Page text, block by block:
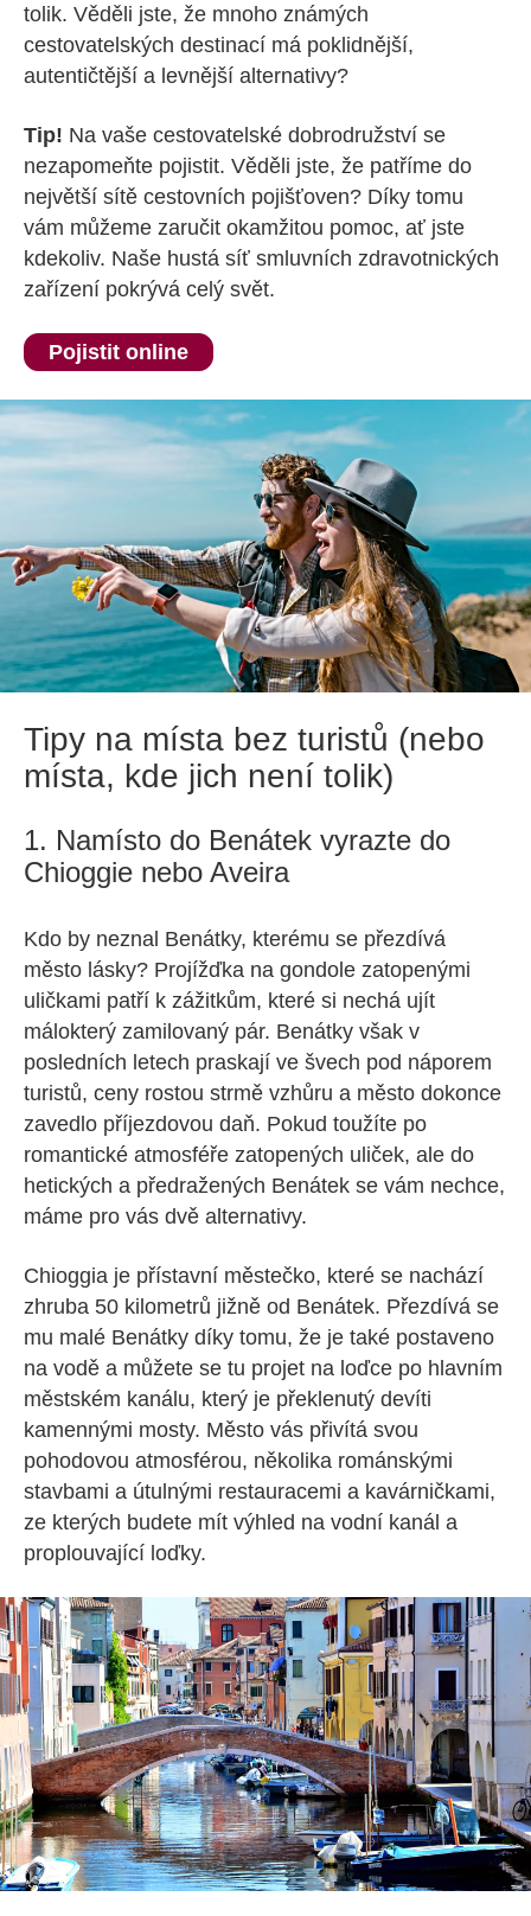
tolik. Věděli jste, že mnoho známých
cestovatelských destinací má poklidnější,
autentičtější a levnější alternativy?
Tip! Na vaše cestovatelské dobrodružství se
nezapomeňte pojistit. Věděli jste, že patříme do
největší sítě cestovních pojišťoven? Díky tomu
vám můžeme zaručit okamžitou pomoc, ať jste
kdekoliv. Naše hustá síť smluvních zdravotnických
zařízení pokrývá celý svět.
Pojistit online
Tipy na místa bez turistů (nebo
místa, kde jich není tolik)
1. Namísto do Benátek vyrazte do
Chioggie nebo Aveira
Kdo by neznal Benátky, kterému se přezdívá
město lásky? Projížďka na gondole zatopenými
uličkami patří k zážitkům, které si nechá ujít
málokterý zamilovaný pár. Benátky však v
posledních letech praskají ve švech pod náporem
turistů, ceny rostou strmě vzhůru a město dokonce
zavedlo příjezdovou daň. Pokud toužíte po
romantické atmosféře zatopených uliček, ale do
hetických a předražených Benátek se vám nechce,
máme pro vás dvě alternativy.
Chioggia je přístavní městečko, které se nachází
zhruba 50 kilometrů jižně od Benátek. Přezdívá se
mu malé Benátky díky tomu, že je také postaveno
na vodě a můžete se tu projet na loďce po hlavním
městském kanálu, který je překlenutý devíti
kamennými mosty. Město vás přivítá svou
pohodovou atmosférou, několika románskými
stavbami a útulnými restauracemi a kavárničkami,
ze kterých budete mít výhled na vodní kanál a
proplouvající loďky.